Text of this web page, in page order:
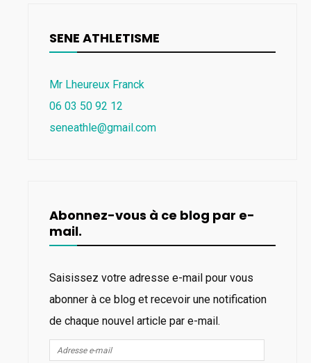
SENE ATHLETISME
Mr Lheureux Franck
06 03 50 92 12
seneathle@gmail.com
Abonnez-vous à ce blog par e-
mail.
Saisissez votre adresse e-mail pour vous
abonner à ce blog et recevoir une notification
de chaque nouvel article par e-mail.
Adresse